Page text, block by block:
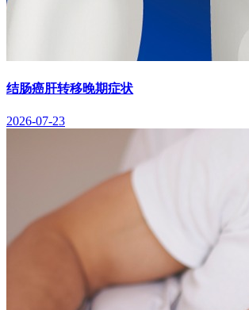
结肠癌肝转移晚期症状
2026-07-23